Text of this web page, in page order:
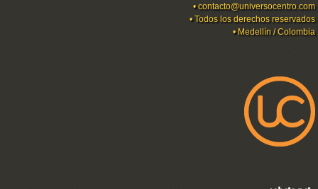
•contacto@universocentro.com
• Todos los derechos reservados
• Medellín / Colombia